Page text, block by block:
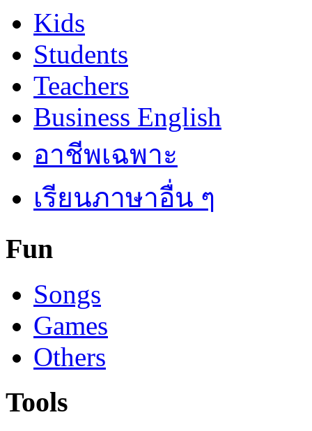
Kids
Students
Teachers
Business English
อาชีพเฉพาะ
เรียนภาษาอื่น ๆ
Fun
Songs
Games
Others
Tools